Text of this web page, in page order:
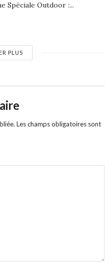
Spéciale Outdoor :...
PLUS
Les champs obligatoires sont